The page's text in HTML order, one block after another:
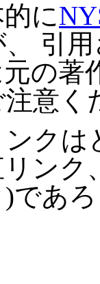
に
引
の著
意く
クは
ンク
であ